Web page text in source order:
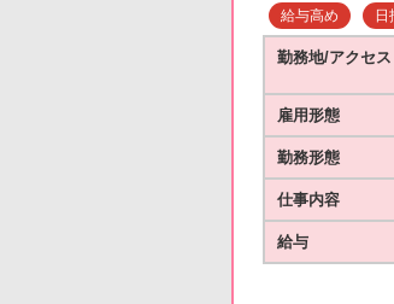
給与高め 日
勤務地/アクセス
雇用形態
勤務形態
仕事内容
給与